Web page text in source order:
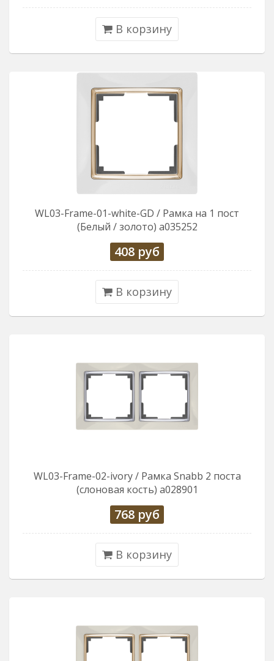
В корзину
WL03-Frame-01-white-GD / Рамка на 1 пост
(Белый / золото) a035252
408 руб
В корзину
WL03-Frame-02-ivory / Рамка Snabb 2 поста
(слоновая кость) a028901
768 руб
В корзину